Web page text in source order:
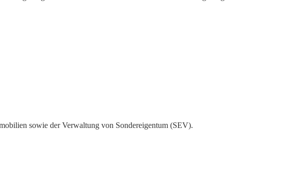
sowie der Verwaltung von Sondereigentum (SEV).